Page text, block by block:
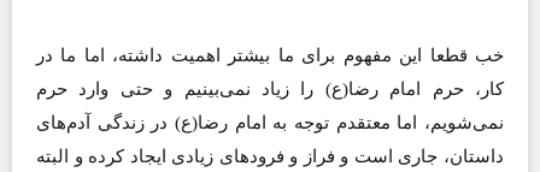
خب قطعا این مفهوم برای ما بیشتر اهمیت داشته، اما ما در
کار، حرم امام رضا(ع)‌ را زیاد نمی‌بینیم و حتی وارد حرم
نمی‌شویم، اما معتقدم توجه به امام رضا(ع)‌ در زندگی آدم‌های
داستان، جاری است و فراز و فرودهای زیادی ایجاد کرده و البته